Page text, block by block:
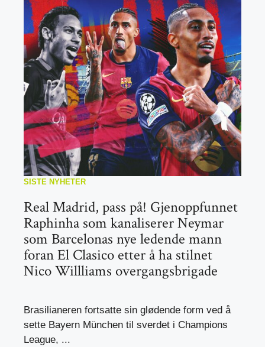
SISTE NYHETER
Real Madrid, pass på! Gjenoppfunnet
Raphinha som kanaliserer Neymar
som Barcelonas nye ledende mann
foran El Clasico etter å ha stilnet
Nico Willliams overgangsbrigade
Brasilianeren fortsatte sin glødende form ved å
sette Bayern München til sverdet i Champions
League, ...